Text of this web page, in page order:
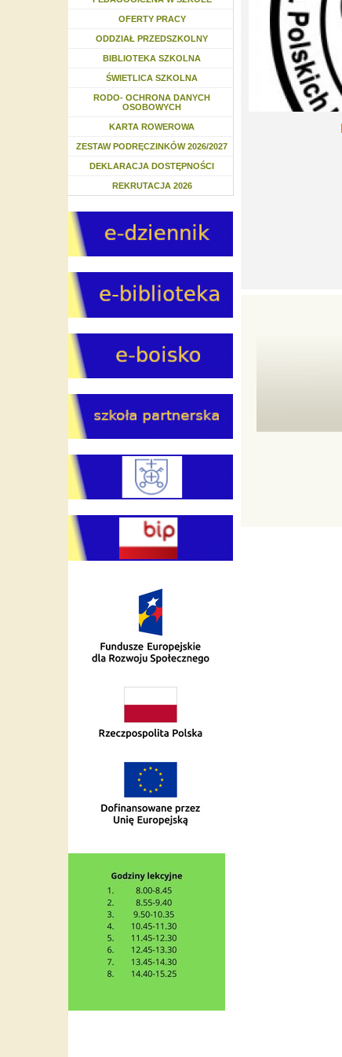
OFERTY PRACY
ODDZIAŁ PRZEDSZKOLNY
BIBLIOTEKA SZKOLNA
ŚWIETLICA SZKOLNA
RODO- OCHRONA DANYCH
OSOBOWYCH
KARTA ROWEROWA
ZESTAW PODRĘCZINKÓW 2026/2027
DEKLARACJA DOSTĘPNOŚCI
REKRUTACJA 2026